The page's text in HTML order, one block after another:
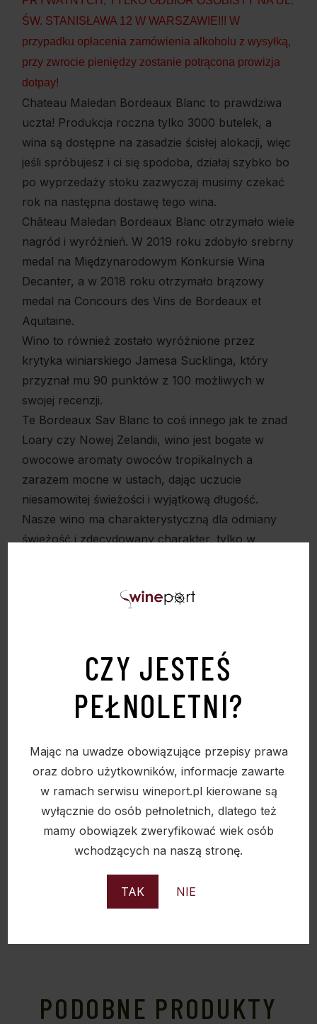
CZY JESTEŚ
PEŁNOLETNI?
Mając na uwadze obowiązujące przepisy prawa
oraz dobro użytkowników, informacje zawarte
w ramach serwisu wineport.pl kierowane są
wyłącznie do osób pełnoletnich, dlatego też
mamy obowiązek zweryfikować wiek osób
wchodzących na naszą stronę.
TAK NIE
ŚW. STANISŁAWA 12 W WARSZAWIE!!! W
przypadku opłacenia zamówienia alkoholu z wysyłką,
przy zwrocie pieniędzy zostanie potrącona prowizja
dotpay!
Chateau Maledan Bordeaux Blanc to prawdziwa
uczta! Produkcja roczna tylko 3000 butelek, a
wina są dostępne na zasadzie ścisłej alokacji, więc
jeśli spróbujesz i ci się spodoba, działaj szybko bo
po wyprzedaży stoku zazwyczaj musimy czekać
rok na następna dostawę tego wina.
Château Maledan Bordeaux Blanc otrzymało wiele
nagród i wyróżnień. W 2019 roku zdobyło srebrny
medal na Międzynarodowym Konkursie Wina
Decanter, a w 2018 roku otrzymało brązowy
medal na Concours des Vins de Bordeaux et
Aquitaine.
Wino to również zostało wyróżnione przez
krytyka winiarskiego Jamesa Sucklinga, który
przyznał mu 90 punktów z 100 możliwych w
swojej recenzji.
Te Bordeaux Sav Blanc to coś innego jak te znad
Loary czy Nowej Zelandii, wino jest bogate w
owocowe aromaty owoców tropikalnych a
zarazem mocne w ustach, dając uczucie
niesamowitej świeżości i wyjątkową długość.
Nasze wino ma charakterystyczną dla odmiany
świeżość i zdecydowany charakter, tylko w
najlepsze na świecie Sav. Blanc pochodzi właśnie
owoców morza ale również świetnie sprawdzi się
jako aperitif.
Wino to nigdy nie będzie produkowane w dużych
ilościach bo winnica z Sav Blanc zajmuje tylko
PODOBNE PRODUKTY